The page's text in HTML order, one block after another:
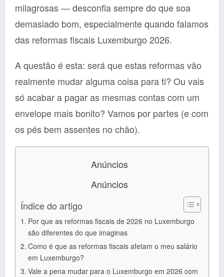
milagrosas — desconfia sempre do que soa
demasiado bom, especialmente quando falamos
das reformas fiscais Luxemburgo 2026.
A questão é esta: será que estas reformas vão
realmente mudar alguma coisa para ti? Ou vais
só acabar a pagar as mesmas contas com um
envelope mais bonito? Vamos por partes (e com
os pés bem assentes no chão).
Anúncios
Anúncios
Índice do artigo
Por que as reformas fiscais de 2026 no Luxemburgo
são diferentes do que imaginas
Como é que as reformas fiscais afetam o meu salário
em Luxemburgo?
Vale a pena mudar para o Luxemburgo em 2026 com